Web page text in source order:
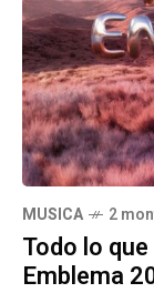
MUSICA 2
Todo lo
Emblema